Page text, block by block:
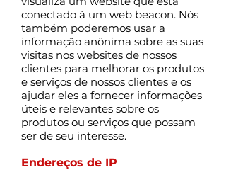
conectado à um web beacon. Nós
também poderemos usar a
informação anônima sobre as suas
visitas nos websites de nossos
clientes para melhorar os produtos
e serviços de nossos clientes e os
ajudar eles a fornecer informações
úteis e relevantes sobre os
produtos ou serviços que possam
ser de seu interesse.
Endereços de IP